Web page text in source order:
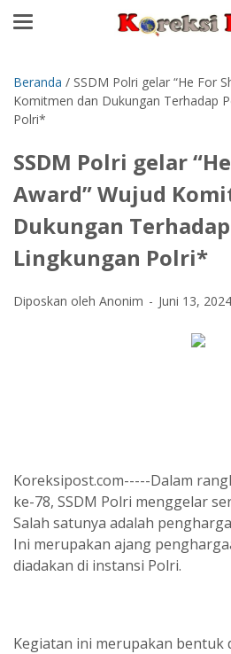
Beranda / SSDM Polri gelar “He For
Komitmen dan Dukungan Terhadap
Polri*
SSDM Polri gelar
Award” Wujud
Dukungan
Lingkungan Polri*
Diposkan oleh Anonim Juni 13, 2024
Koreksipost.com-----Dalam
ke-78, SSDM Polri menggelar
Salah satunya adalah
Ini merupakan ajang
diadakan di instansi Polri.
Kegiatan ini merupakan bentuk